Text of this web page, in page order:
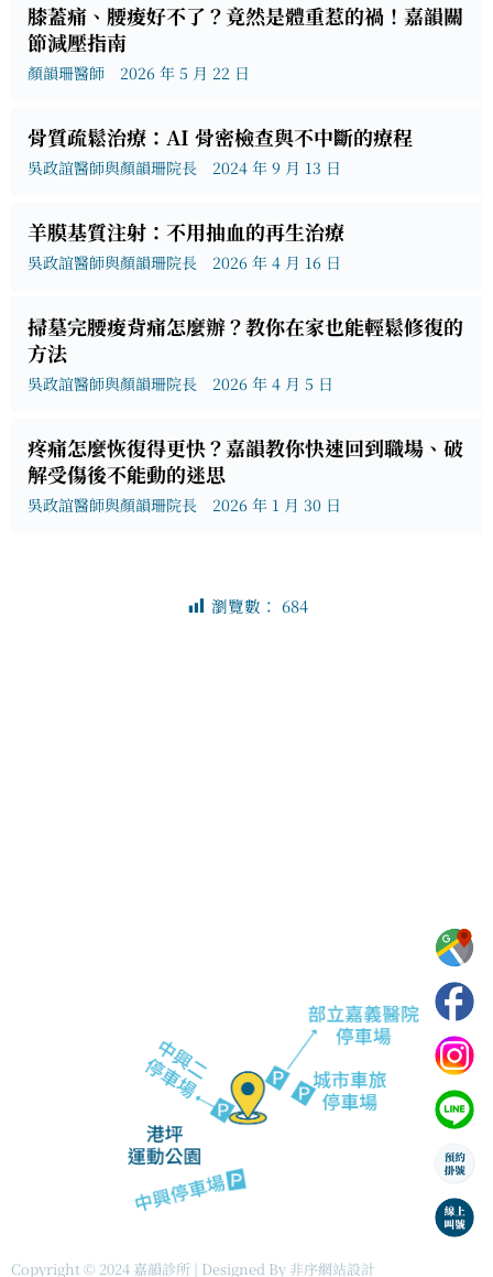
膝蓋痛、腰痠好不了？竟然是體重惹的禍！嘉韻關
節減壓指南
顏韻珊醫師 2026 年 5 月 22 日
骨質疏鬆治療：AI 骨密檢查與不中斷的療程
吳政誼醫師與顏韻珊院長 2024 年 9 月 13 日
羊膜基質注射：不用抽血的再生治療
吳政誼醫師與顏韻珊院長 2026 年 4 月 16 日
掃墓完腰痠背痛怎麼辦？教你在家也能輕鬆修復的
方法
吳政誼醫師與顏韻珊院長 2026 年 4 月 5 日
疼痛怎麼恢復得更快？嘉韻教你快速回到職場、破
解受傷後不能動的迷思
吳政誼醫師與顏韻珊院長 2026 年 1 月 30 日
瀏覽數： 684
o
k
m
l
e
a
r
Copyright © 2024 嘉韻診所 | Designed By 非序網站設計